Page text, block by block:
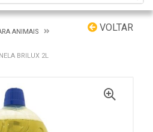
VOLTAR
ANIMAIS
BRILUX 2L